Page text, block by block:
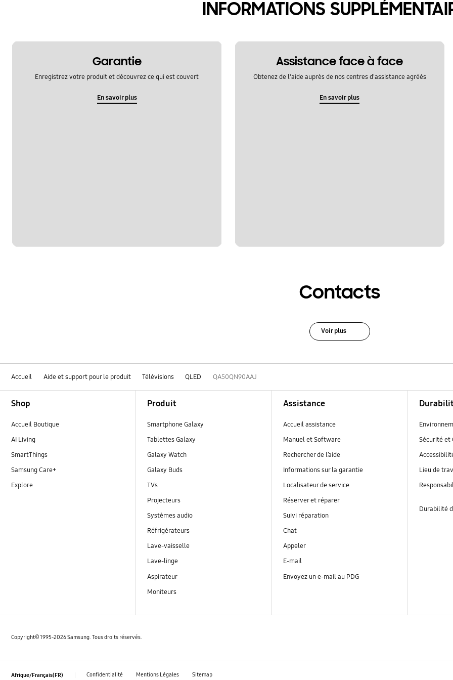
INFORMATIONS
Garantie
Enregistrez votre produit et découvrez ce qui est couvert
En savoir plus
Assistance face à face
Obtenez de l'aide auprès de nos centres d'assistance agréés
En savoir plus
Contacts
Voir plus
Accueil Aide et support pour le produit Télévisions QLED QA50QN90AAJ
Shop
Accueil Boutique
AI Living
SmartThings
Samsung Care+
Explore
Produit
Smartphone Galaxy
Tablettes Galaxy
Galaxy Watch
Galaxy Buds
TVs
Projecteurs
Systèmes audio
Réfrigérateurs
Lave-vaisselle
Lave-linge
Aspirateur
Moniteurs
Assistance
Accueil assistance
Manuel et Software
Rechercher de l’aide
Informations sur la garantie
Localisateur de service
Réserver et réparer
Suivi réparation
Chat
Appeler
E-mail
Envoyez un e-mail au PDG
Sécurité et
Lieu de
Durabilité
Copyright© 1995-2026 Samsung. Tous droits réservés.
Afrique/Français(FR) Confidentialité Mentions Légales Sitemap